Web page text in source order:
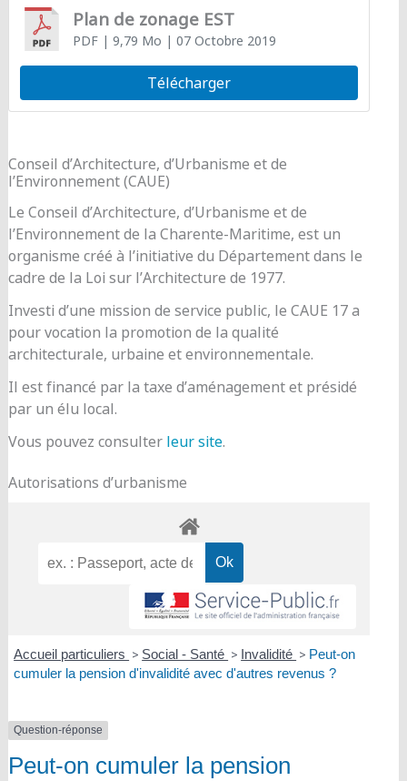
Plan de zonage EST
PDF| 9,79 Mo | 07 Octobre 2019
Télécharger
Conseil d’Architecture, d’Urbanisme et de
l’Environnement (CAUE)
Le Conseil d’Architecture, d’Urbanisme et de
l’Environnement de la Charente-Maritime, est un
organisme créé à l’initiative du Département dans le
cadre de la Loi sur l’Architecture de 1977.
Investi d’une mission de service public, le CAUE 17 a
pour vocation la promotion de la qualité
architecturale, urbaine et environnementale.
Il est financé par la taxe d’aménagement et présidé
par un élu local.
Vous pouvez consulter leur site.
Autorisations d’urbanisme
Accueil particuliers > Social - Santé > Invalidité > Peut-on
cumuler la pension d'invalidité avec d'autres revenus ?
Question-réponse
Peut-on cumuler la pension